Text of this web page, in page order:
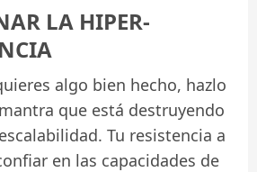
LA HIPER-
algo bien hecho, hazlo
que está destruyendo
Tu resistencia a
en las capacidades de